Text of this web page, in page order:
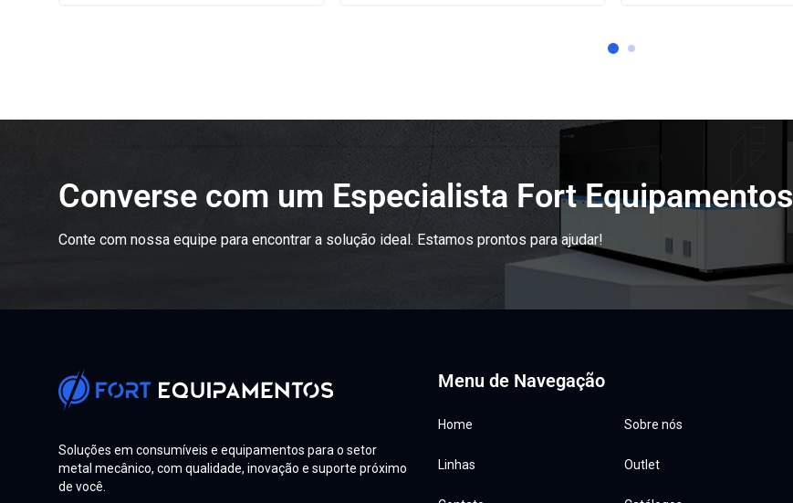
Converse com um Especialista Fort Equipamentos
Conte com nossa equipe para encontrar a solução ideal. Estamos prontos para ajudar!
Soluções em consumíveis e equipamentos para o setor
metal mecânico, com qualidade, inovação e suporte próximo
de você.
Menu de Navegação
Home Sobre nós
Linhas Outlet